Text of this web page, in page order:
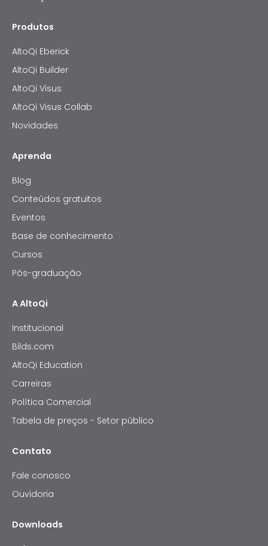
Produtos
AltoQi Eberick
AltoQi Builder
AltoQi Visus
AltoQi Visus Collab
Novidades
Aprenda
Blog
Conteúdos gratuitos
Eventos
Base de conhecimento
Cursos
Pós-graduação
A AltoQi
Institucional
Bilds.com
AltoQi Education
Carreiras
Política Comercial
Tabela de preços - Setor público
Contato
Fale conosco
Ouvidoria
Downloads